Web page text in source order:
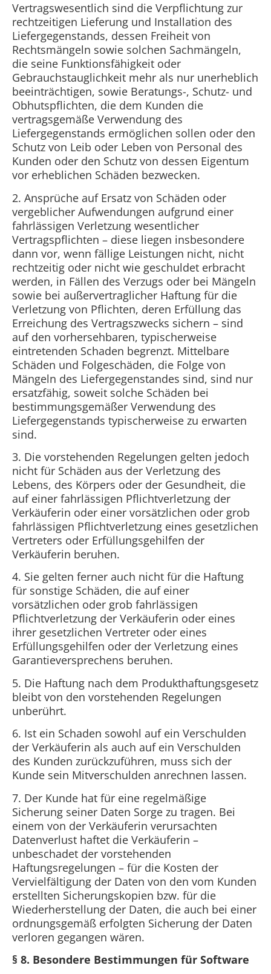
Vertragswesentlich sind die Verpflichtung zur
rechtzeitigen Lieferung und Installation des
Liefergegenstands, dessen Freiheit von
Rechtsmängeln sowie solchen Sachmängeln,
die seine Funktionsfähigkeit oder
Gebrauchstauglichkeit mehr als nur unerheblich
beeinträchtigen, sowie Beratungs-, Schutz- und
Obhutspflichten, die dem Kunden die
vertragsgemäße Verwendung des
Liefergegenstands ermöglichen sollen oder den
Schutz von Leib oder Leben von Personal des
Kunden oder den Schutz von dessen Eigentum
vor erheblichen Schäden bezwecken.
2. Ansprüche auf Ersatz von Schäden oder
vergeblicher Aufwendungen aufgrund einer
fahrlässigen Verletzung wesentlicher
Vertragspflichten – diese liegen insbesondere
dann vor, wenn fällige Leistungen nicht, nicht
rechtzeitig oder nicht wie geschuldet erbracht
werden, in Fällen des Verzugs oder bei Mängeln
sowie bei außervertraglicher Haftung für die
Verletzung von Pflichten, deren Erfüllung das
Erreichung des Vertragszwecks sichern – sind
auf den vorhersehbaren, typischerweise
eintretenden Schaden begrenzt. Mittelbare
Schäden und Folgeschäden, die Folge von
Mängeln des Liefergegenstandes sind, sind nur
ersatzfähig, soweit solche Schäden bei
bestimmungsgemäßer Verwendung des
Liefergegenstands typischerweise zu erwarten
sind.
3. Die vorstehenden Regelungen gelten jedoch
nicht für Schäden aus der Verletzung des
Lebens, des Körpers oder der Gesundheit, die
auf einer fahrlässigen Pflichtverletzung der
Verkäuferin oder einer vorsätzlichen oder grob
fahrlässigen Pflichtverletzung eines gesetzlichen
Vertreters oder Erfüllungsgehilfen der
Verkäuferin beruhen.
4. Sie gelten ferner auch nicht für die Haftung
für sonstige Schäden, die auf einer
vorsätzlichen oder grob fahrlässigen
Pflichtverletzung der Verkäuferin oder eines
ihrer gesetzlichen Vertreter oder eines
Erfüllungsgehilfen oder der Verletzung eines
Garantieversprechens beruhen.
5. Die Haftung nach dem Produkthaftungsgesetz
bleibt von den vorstehenden Regelungen
unberührt.
6. Ist ein Schaden sowohl auf ein Verschulden
der Verkäuferin als auch auf ein Verschulden
des Kunden zurückzuführen, muss sich der
Kunde sein Mitverschulden anrechnen lassen.
7. Der Kunde hat für eine regelmäßige
Sicherung seiner Daten Sorge zu tragen. Bei
einem von der Verkäuferin verursachten
Datenverlust haftet die Verkäuferin –
unbeschadet der vorstehenden
Haftungsregelungen – für die Kosten der
Vervielfältigung der Daten von den vom Kunden
erstellten Sicherungskopien bzw. für die
Wiederherstellung der Daten, die auch bei einer
ordnungsgemäß erfolgten Sicherung der Daten
verloren gegangen wären.
§ 8. Besondere Bestimmungen für Software